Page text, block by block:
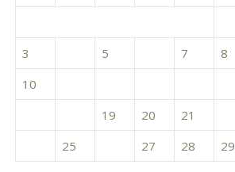
3
5 7 8
10
19 20 21
25 27 28 29